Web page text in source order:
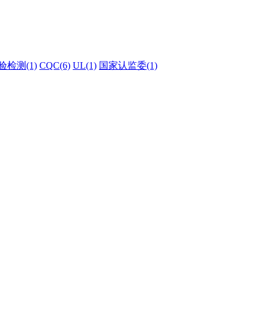
检测(1) CQC(6) UL(1) 国家认监委(1)